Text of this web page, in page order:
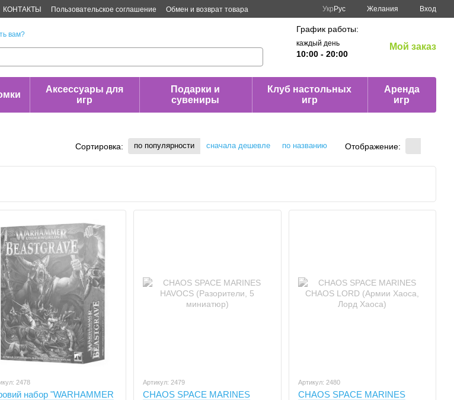
КОНТАКТЫ Пользовательское соглашение
Обмен и возврат товара
Укр Рус Желания Вход
вам?
График работы:
каждый день
10:00 - 20:00
Мой заказ
Аксессуары для
игр
Подарки и
сувениры
Клуб настольных
игр
Аренда
игр
Сортировка: по популярности сначала дешевле по названию Отображение:
2478
набор "WARHAMMER
Артикул: 2479
CHAOS SPACE MARINES
Артикул: 2480
CHAOS SPACE MARINES